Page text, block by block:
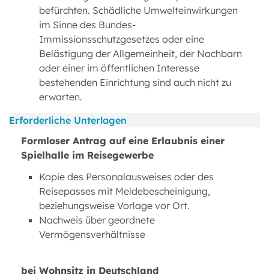
befürchten. Schädliche Umwelteinwirkungen
im Sinne des Bundes-
Immissionsschutzgesetzes oder eine
Belästigung der Allgemeinheit, der Nachbarn
oder einer im öffentlichen Interesse
bestehenden Einrichtung sind auch nicht zu
erwarten.
Erforderliche Unterlagen
Formloser Antrag auf eine Erlaubnis einer
Spielhalle im Reisegewerbe
Kopie des Personalausweises oder des
Reisepasses mit Meldebescheinigung,
beziehungsweise Vorlage vor Ort.
Nachweis über geordnete
Vermögensverhältnisse
bei Wohnsitz in Deutschland